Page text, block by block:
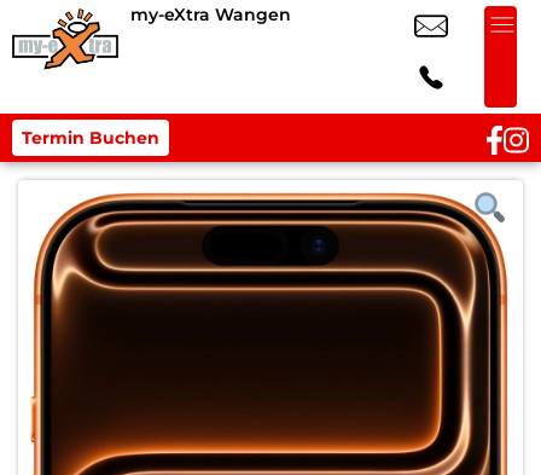
my-eXtra Wangen
Termin Buchen